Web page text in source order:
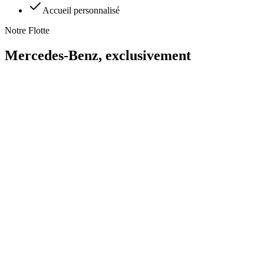
Accueil personnalisé
Notre Flotte
Mercedes-Benz, exclusivement